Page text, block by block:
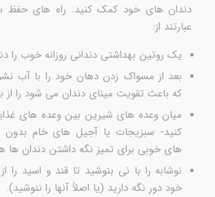
دندان های خود کمک کنید. راه های حفظ
عبارتند از:
یک روتین بهداشتی دندانی روزانه خوب را
بعد از مسواک زدن دهان خود را با آب
که باعث تقویت مینای دندان می شود را از
میان وعده های شیرین بین وعده های
کنید- سبزیجات یا آجیل های خام
های خوبی برای تمیز نگه داشتن دندان ها
نوشابه را با نی بنوشید تا قند و اسید را
خود دور نگه دارید (یا اصلاً آنها را ننوشید).